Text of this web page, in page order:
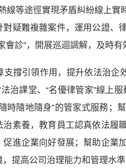
線等途徑實現矛盾糾紛線上
對疑難複雜案件，運用公證、
會診”，開展巡迴調解，及時有
引領作用，提升依法治企效
治課堂、“名優律管家”線上
時隨地隨身”的管家式服務；
治素養，教育員工認真依法履
促進企業向好發展；幫助企業
提高公司治理能力和管理水準